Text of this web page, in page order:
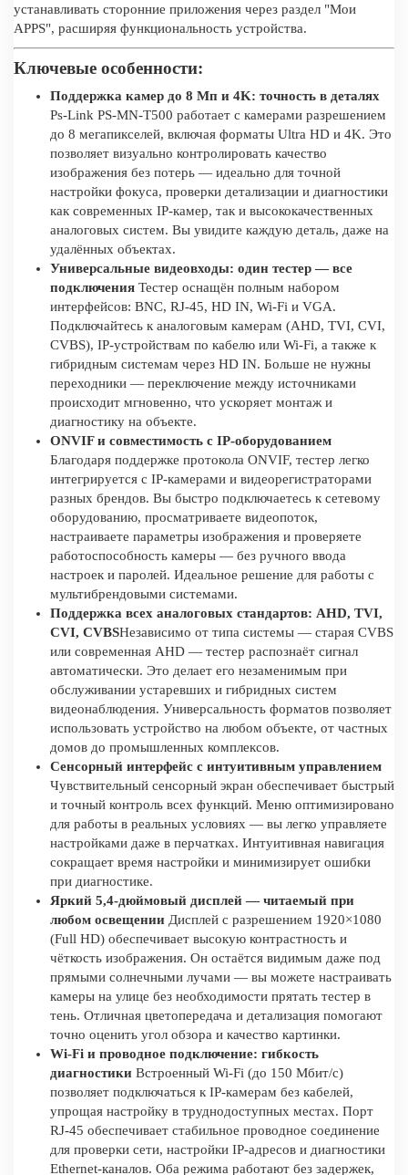
устанавливать сторонние приложения через раздел "Мои
APPS", расширяя функциональность устройства.
Ключевые особенности:
Поддержка камер до 8 Мп и 4K: точность в деталях
Ps-Link PS-MN-T500 работает с камерами разрешением
до 8 мегапикселей, включая форматы Ultra HD и 4K. Это
позволяет визуально контролировать качество
изображения без потерь — идеально для точной
настройки фокуса, проверки детализации и диагностики
как современных IP-камер, так и высококачественных
аналоговых систем. Вы увидите каждую деталь, даже на
удалённых объектах.
Универсальные видеовходы: один тестер — все
подключения Тестер оснащён полным набором
интерфейсов: BNC, RJ-45, HD IN, Wi-Fi и VGA.
Подключайтесь к аналоговым камерам (AHD, TVI, CVI,
CVBS), IP-устройствам по кабелю или Wi-Fi, а также к
гибридным системам через HD IN. Больше не нужны
переходники — переключение между источниками
происходит мгновенно, что ускоряет монтаж и
диагностику на объекте.
ONVIF и совместимость с IP-оборудованием
Благодаря поддержке протокола ONVIF, тестер легко
интегрируется с IP-камерами и видеорегистраторами
разных брендов. Вы быстро подключаетесь к сетевому
оборудованию, просматриваете видеопоток,
настраиваете параметры изображения и проверяете
работоспособность камеры — без ручного ввода
настроек и паролей. Идеальное решение для работы с
мультибрендовыми системами.
Поддержка всех аналоговых стандартов: AHD, TVI,
CVI, CVBSНезависимо от типа системы — старая CVBS
или современная AHD — тестер распознаёт сигнал
автоматически. Это делает его незаменимым при
обслуживании устаревших и гибридных систем
видеонаблюдения. Универсальность форматов позволяет
использовать устройство на любом объекте, от частных
домов до промышленных комплексов.
Сенсорный интерфейс с интуитивным управлением
Чувствительный сенсорный экран обеспечивает быстрый
и точный контроль всех функций. Меню оптимизировано
для работы в реальных условиях — вы легко управляете
настройками даже в перчатках. Интуитивная навигация
сокращает время настройки и минимизирует ошибки
при диагностике.
Яркий 5,4-дюймовый дисплей — читаемый при
любом освещении Дисплей с разрешением 1920×1080
(Full HD) обеспечивает высокую контрастность и
чёткость изображения. Он остаётся видимым даже под
прямыми солнечными лучами — вы можете настраивать
камеры на улице без необходимости прятать тестер в
тень. Отличная цветопередача и детализация помогают
точно оценить угол обзора и качество картинки.
Wi-Fi и проводное подключение: гибкость
диагностики Встроенный Wi-Fi (до 150 Мбит/с)
позволяет подключаться к IP-камерам без кабелей,
упрощая настройку в труднодоступных местах. Порт
RJ-45 обеспечивает стабильное проводное соединение
для проверки сети, настройки IP-адресов и диагностики
Ethernet-каналов. Оба режима работают без задержек,